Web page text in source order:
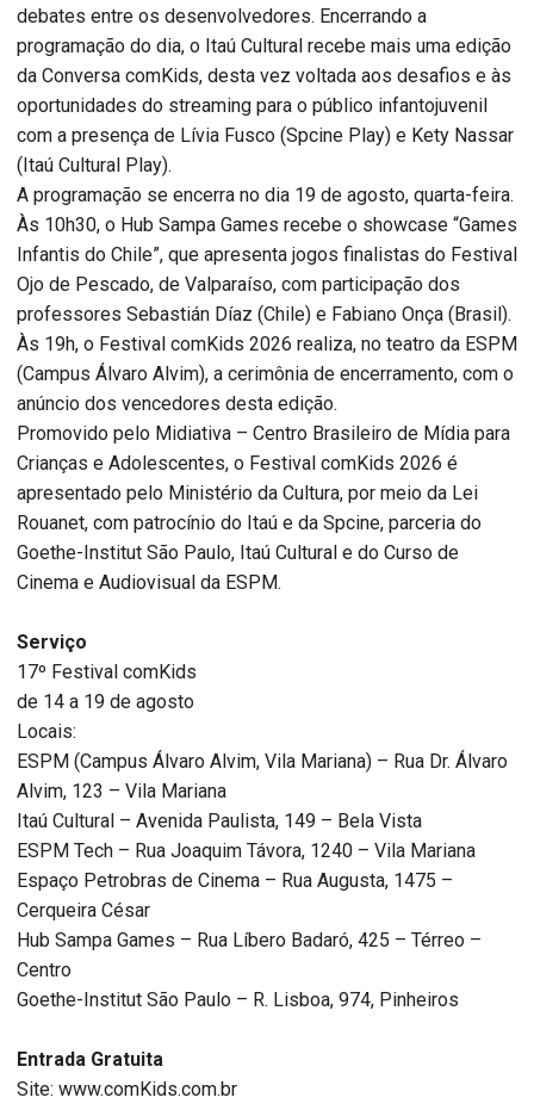
debates entre os desenvolvedores. Encerrando a
programação do dia, o Itaú Cultural recebe mais uma edição
da Conversa comKids, desta vez voltada aos desafios e às
oportunidades do streaming para o público infantojuvenil
com a presença de Lívia Fusco (Spcine Play) e Kety Nassar
(Itaú Cultural Play).
A programação se encerra no dia 19 de agosto, quarta-feira.
Às 10h30, o Hub Sampa Games recebe o showcase “Games
Infantis do Chile”, que apresenta jogos finalistas do Festival
Ojo de Pescado, de Valparaíso, com participação dos
professores Sebastián Díaz (Chile) e Fabiano Onça (Brasil).
Às 19h, o Festival comKids 2026 realiza, no teatro da ESPM
(Campus Álvaro Alvim), a cerimônia de encerramento, com o
anúncio dos vencedores desta edição.
Promovido pelo Midiativa – Centro Brasileiro de Mídia para
Crianças e Adolescentes, o Festival comKids 2026 é
apresentado pelo Ministério da Cultura, por meio da Lei
Rouanet, com patrocínio do Itaú e da Spcine, parceria do
Goethe-Institut São Paulo, Itaú Cultural e do Curso de
Cinema e Audiovisual da ESPM.
Serviço
17º Festival comKids
de 14 a 19 de agosto
Locais:
ESPM (Campus Álvaro Alvim, Vila Mariana) – Rua Dr. Álvaro
Alvim, 123 – Vila Mariana
Itaú Cultural – Avenida Paulista, 149 – Bela Vista
ESPM Tech – Rua Joaquim Távora, 1240 – Vila Mariana
Espaço Petrobras de Cinema – Rua Augusta, 1475 –
Cerqueira César
Hub Sampa Games – Rua Líbero Badaró, 425 – Térreo –
Centro
Goethe-Institut São Paulo – R. Lisboa, 974, Pinheiros
Entrada Gratuita
Site: www.comKids.com.br